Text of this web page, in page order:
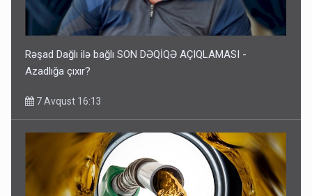
Rəşad Dağlı ilə bağlı SON DƏQİQƏ AÇIQLAMASI -
Azadlığa çıxır?
7 Avqust 16:13